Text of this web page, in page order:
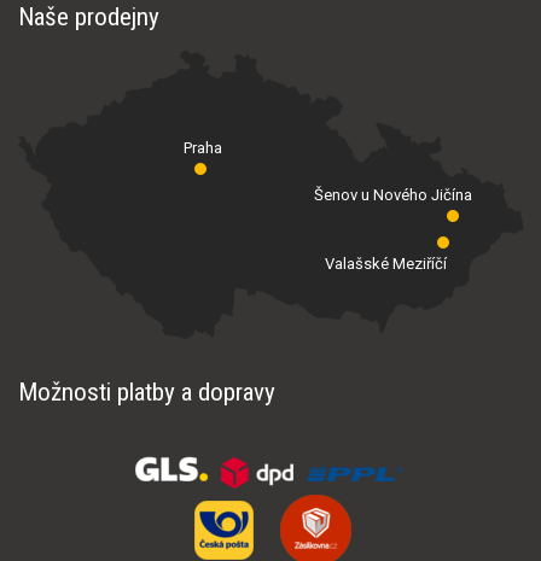
Naše prodejny
Praha
Valašské Meziříčí
Šenov u Nového Jičína
Možnosti platby a dopravy